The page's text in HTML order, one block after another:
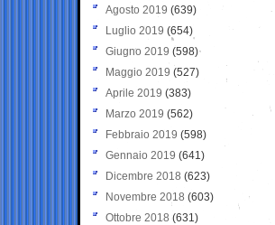
Agosto 2019 (639)
Luglio 2019 (654)
Giugno 2019 (598)
Maggio 2019 (527)
Aprile 2019 (383)
Marzo 2019 (562)
Febbraio 2019 (598)
Gennaio 2019 (641)
Dicembre 2018 (623)
Novembre 2018 (603)
Ottobre 2018 (631)